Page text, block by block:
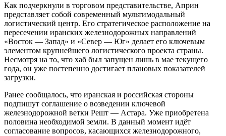
Как подчеркнули в торговом представительстве, Априн
представляет собой современный мультимодальный
логистический центр. Его стратегическое расположение на
пересечении иранских железнодорожных направлений
«Восток — Запад» и «Север — Юг» делает его ключевым
элементом крупнейшего логистического проекта страны.
Несмотря на то, что хаб был запущен лишь в мае текущего
года, он уже постепенно достигает плановых показателей
загрузки.
Ранее сообщалось, что иранская и российская стороны
подпишут соглашение о возведении ключевой
железнодорожной ветки Решт — Астара. Уже приобретена
половина необходимой земли. В данный момент идёт
согласование вопросов, касающихся железнодорожного,